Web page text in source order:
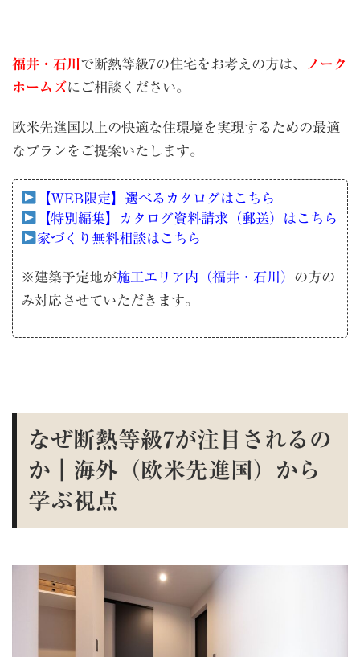
福井・石川 で断熱等級7の住宅をお考えの方は、
ノーク
ホームズにご相談ください。
欧米先進国以上の快適な住環境を実現するための最適
なプランをご提案いたします。
【WEB限定】選べるカタログはこちら
【特別編集】カタログ資料請求（郵送）はこちら
家づくり無料相談はこちら
※建築予定地が施工エリア内（福井・石川） の方の
み対応させていただきます。
なぜ断熱等級7が注目されるの
か｜海外（欧米先進国）から
学ぶ視点